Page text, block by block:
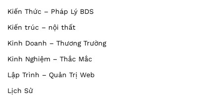
Kiến Thức – Pháp Lý BDS
Kiến trúc – nội thất
Kinh Doanh – Thương Trường
Kinh Nghiệm – Thắc Mắc
Lập Trình – Quản Trị Web
Lịch Sử